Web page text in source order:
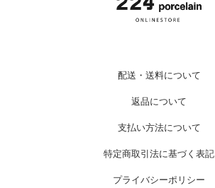
配送・送料について
返品について
支払い方法について
特定商取引法に基づく表記
プライバシーポリシー